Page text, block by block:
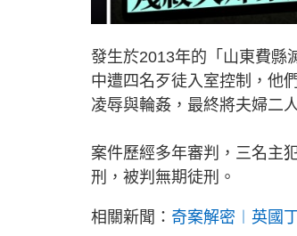
發生於2013年的「山東費縣
中遭四名歹徒入室控制，他
凌辱與輪姦，最終將夫婦二
案件歷經多年審判，三名主
刑，被判無期徒刑。
相關新聞： 奇案解密︱英國